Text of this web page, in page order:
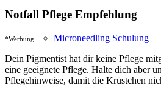
Microneedling Schulung
Notfall Pflege Empfehlung
*Werbung
Dein Pigmentist hat dir keine Pflege
eine geeignete Pflege. Halte dich aber
Pflegehinweise, damit die Krüstchen